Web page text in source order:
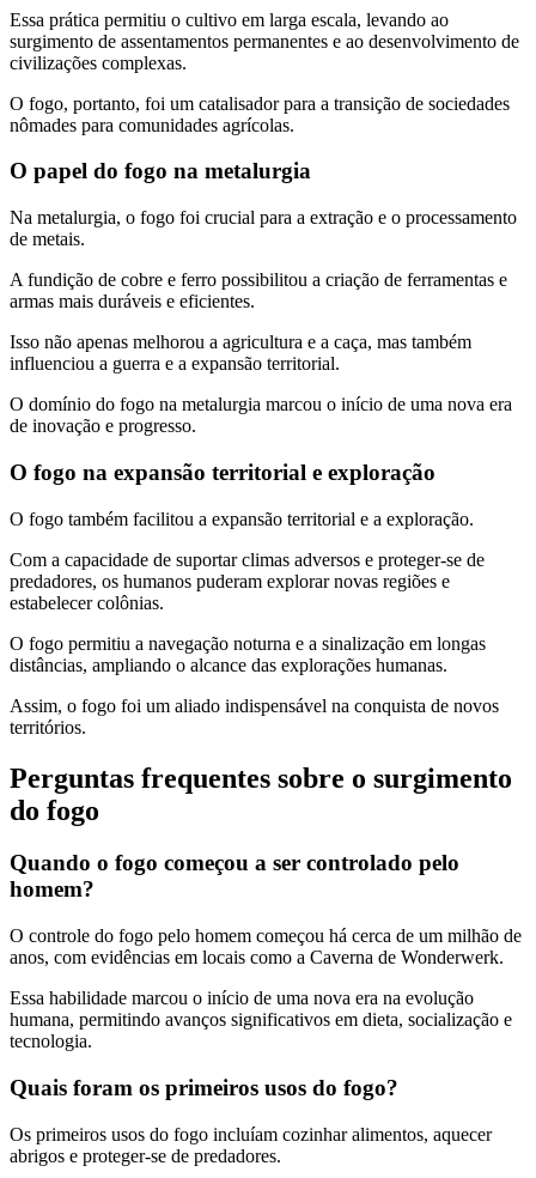
Essa prática permitiu o cultivo em larga escala, levando ao
surgimento de assentamentos permanentes e ao desenvolvimento de
civilizações complexas.
O fogo, portanto, foi um catalisador para a transição de sociedades
nômades para comunidades agrícolas.
O papel do fogo na metalurgia
Na metalurgia, o fogo foi crucial para a extração e o processamento
de metais.
A fundição de cobre e ferro possibilitou a criação de ferramentas e
armas mais duráveis e eficientes.
Isso não apenas melhorou a agricultura e a caça, mas também
influenciou a guerra e a expansão territorial.
O domínio do fogo na metalurgia marcou o início de uma nova era
de inovação e progresso.
O fogo na expansão territorial e exploração
O fogo também facilitou a expansão territorial e a exploração.
Com a capacidade de suportar climas adversos e proteger-se de
predadores, os humanos puderam explorar novas regiões e
estabelecer colônias.
O fogo permitiu a navegação noturna e a sinalização em longas
distâncias, ampliando o alcance das explorações humanas.
Assim, o fogo foi um aliado indispensável na conquista de novos
territórios.
Perguntas frequentes sobre o surgimento
do fogo
Quando o fogo começou a ser controlado pelo
homem?
O controle do fogo pelo homem começou há cerca de um milhão de
anos, com evidências em locais como a Caverna de Wonderwerk.
Essa habilidade marcou o início de uma nova era na evolução
humana, permitindo avanços significativos em dieta, socialização e
tecnologia.
Quais foram os primeiros usos do fogo?
Os primeiros usos do fogo incluíam cozinhar alimentos, aquecer
abrigos e proteger-se de predadores.